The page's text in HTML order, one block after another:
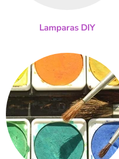
Lamparas DIY